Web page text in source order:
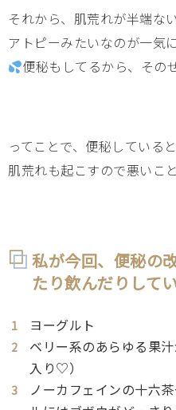
それから、肌荒れが半端な
アトピーみたいなのが一気
便秘もしてるから、そ
ってことで、便秘している
肌荒れも起こすので悪いこ
私が今回、便秘の
たり飲んだりして
ヨーグルト
ベリー系のあらゆる果
入り♡）
ノーカフェインの十六